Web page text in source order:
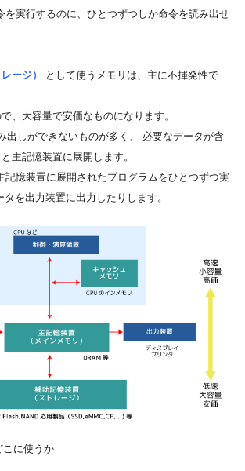
を実行するのに、ひとつずつしか命令を読み出せ
ージ）
として使うメモリは、主に不揮発性で
、大容量で安価なものになります。
出しができないものが多く、 必要なデータが含
主記憶装置に展開します。
記憶装置に展開されたプログラムをひとつずつ実
を出力装置に出力したりします。
こに使うか